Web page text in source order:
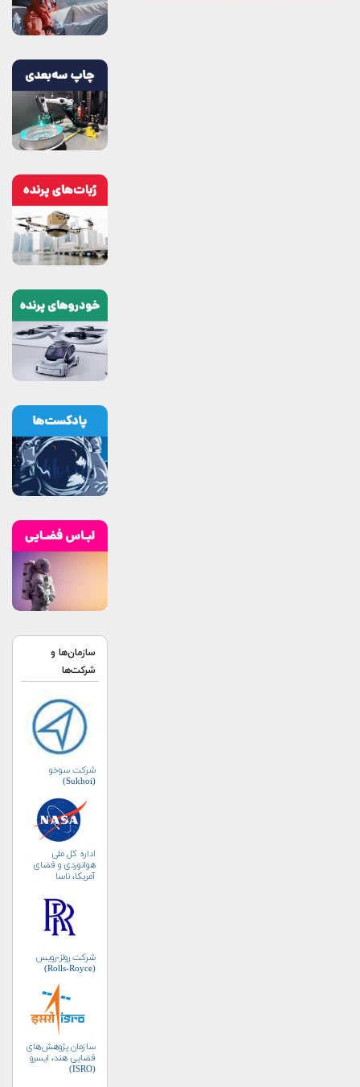
سازمان‌ها و
شرکت‌ها
شرکت سوخو
(Sukhoi)
اداره کل ملی
هوانوردی و فضای
آمریکا، ناسا
شرکت رولز-رویس
(Rolls-Royce)
سازمان پژوهش‌های
فضایی هند، ایسرو
(ISRO)